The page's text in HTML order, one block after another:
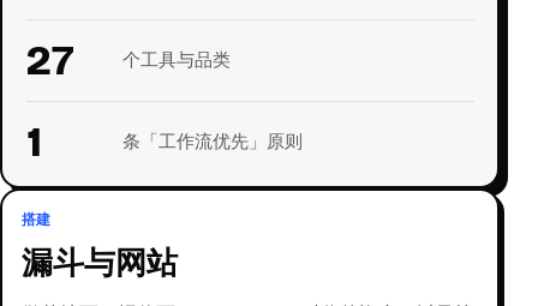
27 个工具与品类
1 条「工作流优先」原则
搭建
漏斗与网站